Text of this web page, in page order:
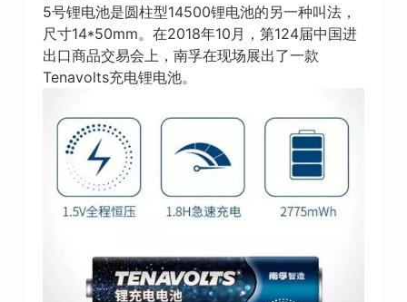
5号锂电池是圆柱型14500锂电池的另一种叫法，
尺寸14*50mm。在2018年10月，第124届中国进
出口商品交易会上，南孚在现场展出了一款
Tenavolts充电锂电池。